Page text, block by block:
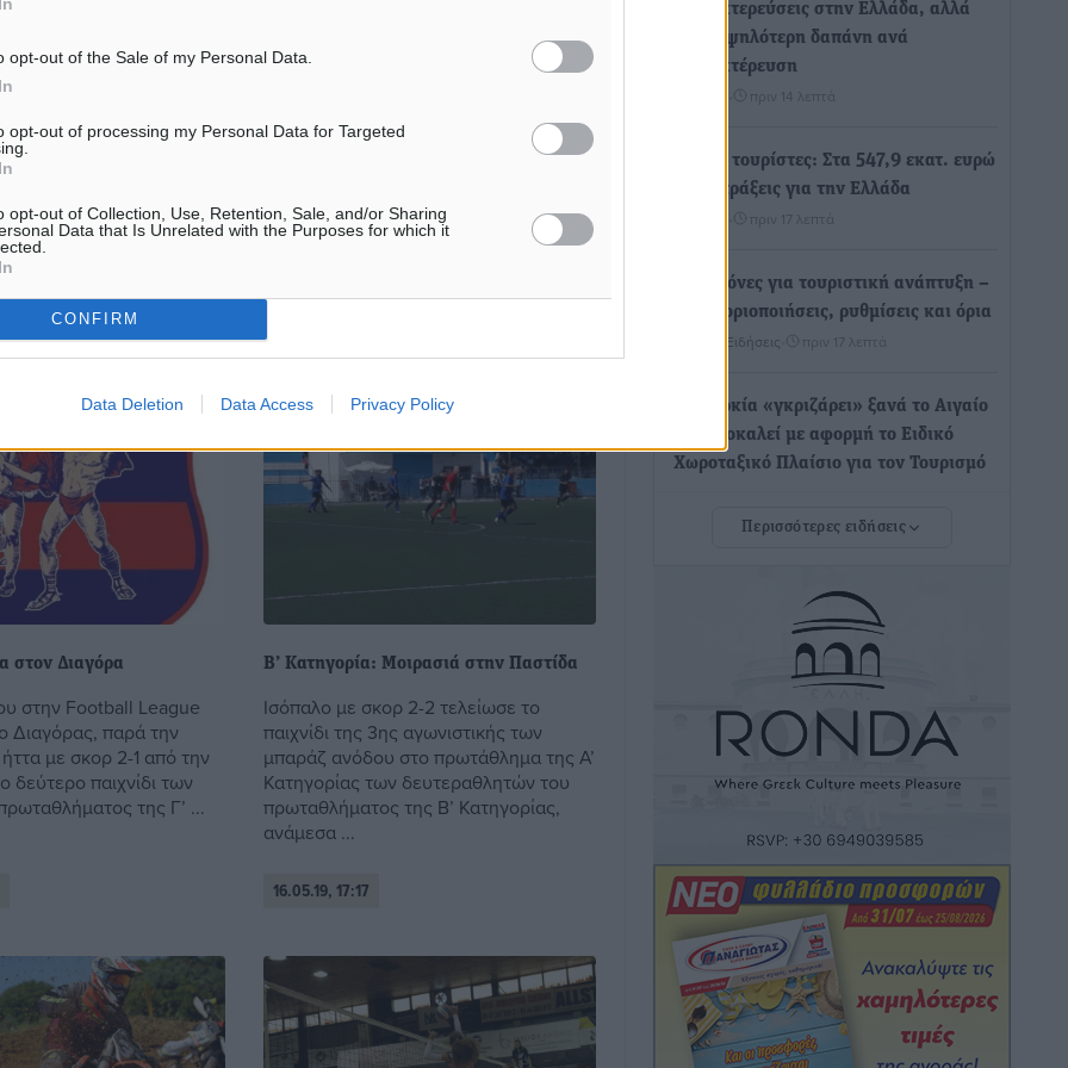
opt-out of the Sale of my Personal Data.
opt-out of processing my Personal Data for Targeted
opt-out of Collection, Use, Retention, Sale, and/or Sharing
Data that Is Unrelated with the Purposes for which it
CONFIRM
Data Deletion Data Access Privacy Policy
Το πρόγραμμα του
την ΕΠΣΔ οι
της 7ης φάσης του
που διοργανώνει η
και Ανάπτυξης.
θα διεξαχθούν το Σάββατο
Ατρόμητος Διμυλιάς: «Το παραμύθι
Απορρίφθηκε από την δευτεροβάθμια
επιτροπή της ΕΠΟ η έφεση που είχε
ποινή που του είχε επιβληθεί από την
Πειθαρχική Επιτροπή της ΕΠΣΔ για ...
στον Διαγόρα
στην Football League
Διαγόρας, παρά την
με σκορ 2-1 από την
δεύτερο παιχνίδι των
της Γ’ ...
Β’ Κατηγορία: Μοιρασιά στην Παστίδα
Ισόπαλο με σκορ 2-2 τελείωσε το
παιχνίδι της 3ης αγωνιστικής των
μπαράζ ανόδου στο πρωτάθλημα της Α’
Κατηγορίας των δευτεραθλητών του
πρωταθλήματος της Β’ Κατηγορίας,
ανάμεσα ...
16.05.19, 17:17
διανυκτερεύσεις στην Ελλάδα, αλλά
18% υψηλότερη δαπάνη ανά
διανυκτέρευση
πριν 14 λεπτά
Βέλγοι τουρίστες: Στα 547,9 εκατ. ευρώ
οι εισπράξεις για την Ελλάδα
πριν 17 λεπτά
Οι κανόνες για τουριστική ανάπτυξη –
Κατηγοριοποιήσεις, ρυθμίσεις και όρια
Τοπικές Ειδήσεις πριν 17 λεπτά
Η Τουρκία «γκριζάρει» ξανά το Αιγαίο
και προκαλεί με αφορμή το Ειδικό
Χωροταξικό Πλαίσιο για τον Τουρισμό
κέντρο και νέα μέτρα για τη στελέχωση
πριν 1 ώρα
Στη Δημοτική Επιτροπή η Ροδιακή
Έπαυλη και το Δίκτυο ΑμεΑ στη
Ρεπορτάζ• πριν 1 ώρα
που συνελήφθη με περισσότερο από 1,3
κιλό κοκαΐνης στη Ρόδο
Τοπικές Ειδήσεις• πριν 1 ώρα
Δεκατέσσερα ονόματα στο τραπέζι για
το ψηφοδέλτιο του ΠΑΣΟΚ στα
Περισσότερες ειδήσεις